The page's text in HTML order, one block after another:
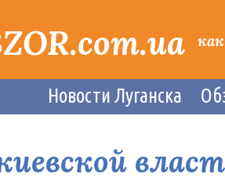
Новости Луганска